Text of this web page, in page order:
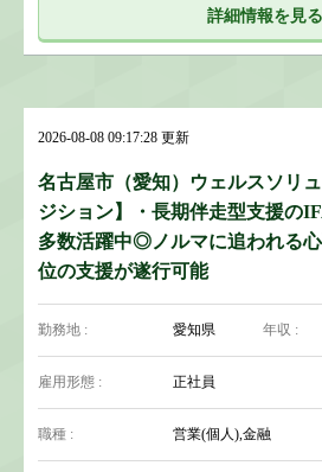
詳細情報を見る
2026-08-08 09:17:28 更新
名古屋市（愛知）ウェルスソリ
ジション】・長期伴走型支援の
多数活躍中◎ノルマに追われる
位の支援が遂行可能
勤務地 : 愛知県 年収 :
雇用形態 : 正社員
職種 : 営業(個人),金融